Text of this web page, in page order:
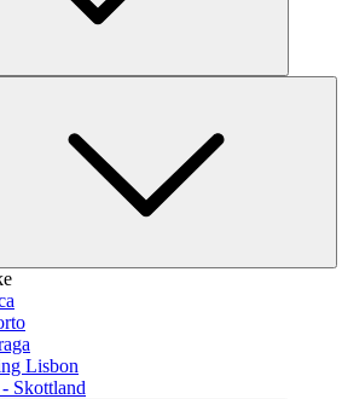
Lisbon
Skottland